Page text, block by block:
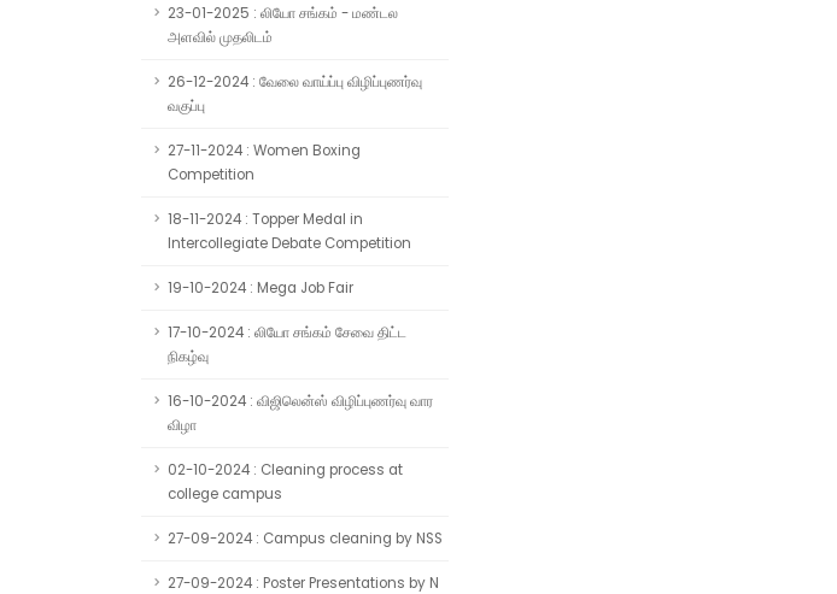
23-01-2025 : லியோ சங்கம் - மண்டல
அளவில் முதலிடம்
26-12-2024 : வேலை வாய்ப்பு விழிப்புணர்வு
வகுப்பு
27-11-2024 : Women Boxing
Competition
18-11-2024 : Topper Medal in
Intercollegiate Debate Competition
19-10-2024 : Mega Job Fair
17-10-2024 : லியோ சங்கம் சேவை திட்ட
நிகழ்வு
16-10-2024 : விஜிலென்ஸ் விழிப்புணர்வு வார
விழா
02-10-2024 : Cleaning process at
college campus
27-09-2024 : Campus cleaning by NSS
27-09-2024 : Poster Presentations by N